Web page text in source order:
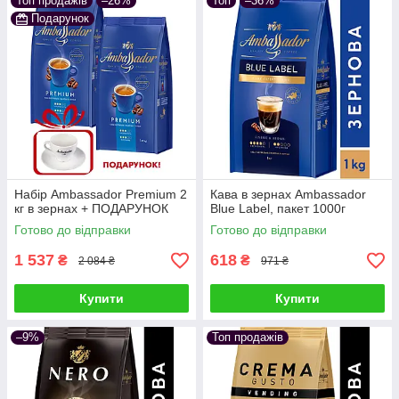
Подарунок
Набір Ambassador Premium 2
кг в зернах + ПОДАРУНОК
Готово до відправки
1 537 ₴ 2 084 ₴
Купити
Кава в зернах Ambassador
Blue Label, пакет 1000г
Готово до відправки
618 ₴ 971 ₴
Купити
–9% Топ продажів